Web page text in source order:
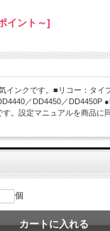
イント～]
インクです。■リコー：タイ
／DD4450／DD4450P
す。設定マニュアルを商品に
個